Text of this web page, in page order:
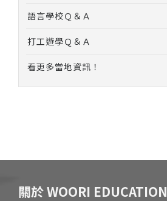
語言學校Ｑ＆Ａ
打工遊學Ｑ＆Ａ
看更多當地資訊！
關於 WOORI EDUCATION